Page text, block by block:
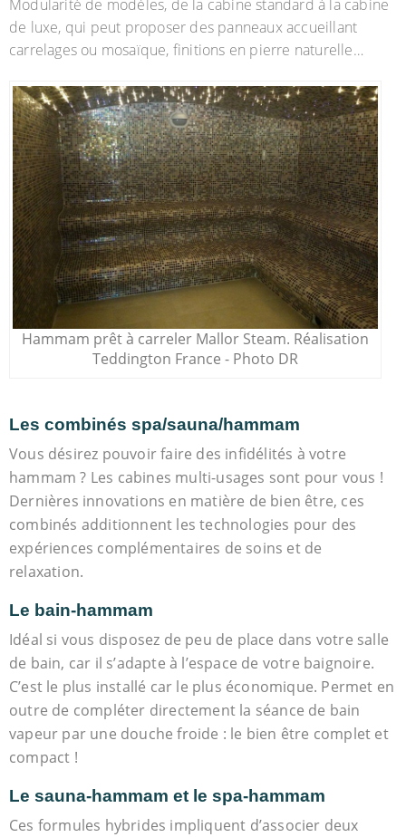
Modularité de modèles, de la cabine standard à la cabine
de luxe, qui peut proposer des panneaux accueillant
carrelages ou mosaïque, finitions en pierre naturelle…
Hammam prêt à carreler Mallor Steam. Réalisation
Teddington France - Photo DR
Les combinés spa/sauna/hammam
Vous désirez pouvoir faire des infidélités à votre
hammam ? Les cabines multi-usages sont pour vous !
Dernières innovations en matière de bien être, ces
combinés additionnent les technologies pour des
expériences complémentaires de soins et de
relaxation.
Le bain-hammam
Idéal si vous disposez de peu de place dans votre salle
de bain, car il s’adapte à l’espace de votre baignoire.
C’est le plus installé car le plus économique. Permet en
outre de compléter directement la séance de bain
vapeur par une douche froide : le bien être complet et
compact !
Le sauna-hammam et le spa-hammam
Ces formules hybrides impliquent d’associer deux